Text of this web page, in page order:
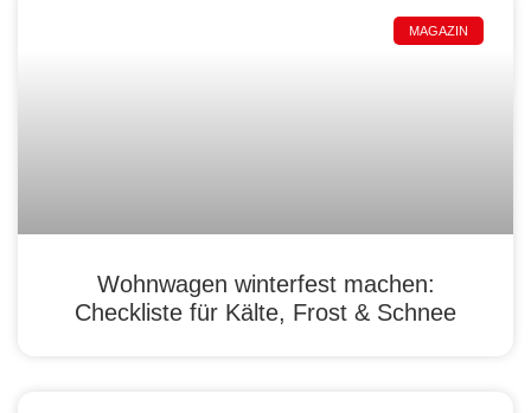
MAGAZIN
Wohnwagen winterfest machen:
Checkliste für Kälte, Frost & Schnee